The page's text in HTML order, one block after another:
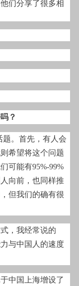
们分享了很多相
？
题。首先，有人会
希望将这个问题
可能有95%-99%
向前，也同样推
但我们的确有很
，我经常说的
与中国人的速度
中国上海增设了